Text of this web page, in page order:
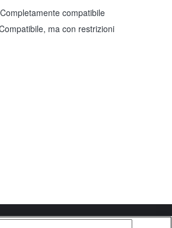
Completamente compatibile
ma con restrizioni